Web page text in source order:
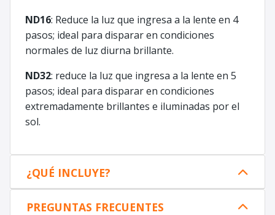
ND16: Reduce la luz que ingresa a la lente en 4
pasos; ideal para disparar en condiciones
normales de luz diurna brillante.
ND32: reduce la luz que ingresa a la lente en 5
pasos; ideal para disparar en condiciones
extremadamente brillantes e iluminadas por el
sol.
¿QUÉ INCLUYE?
PREGUNTAS FRECUENTES